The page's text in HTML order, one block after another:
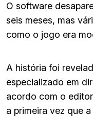
O software
seis meses, mas
como o jogo era
A história foi
especializado em
acordo com o
a primeira vez que